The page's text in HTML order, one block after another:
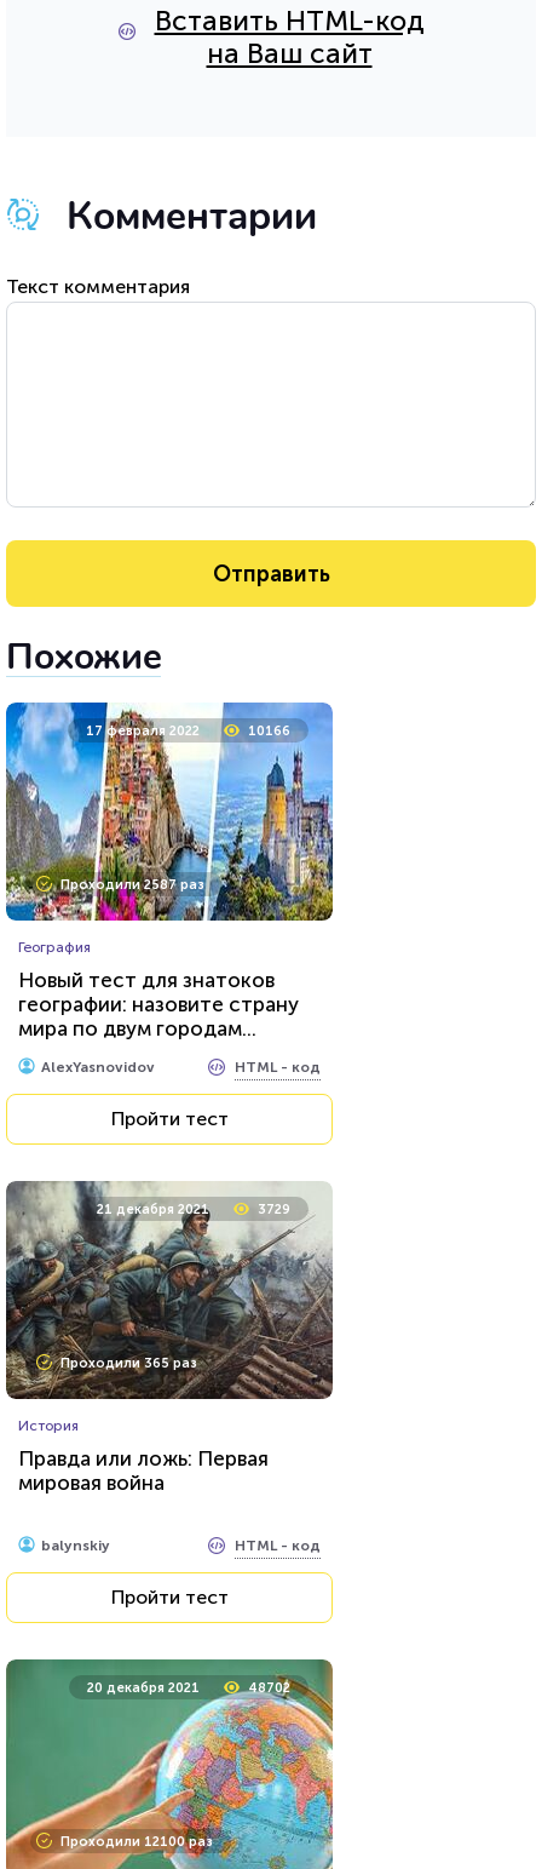
Вставить HTML-код
на Ваш сайт
Комментарии
Текст комментария
Похожие
17 февраля 2022 10166
Проходили 2587 раз
География
Новый тест для знатоков
географии: назовите страну
мира по двум городам...
AlexYasnovidov HTML - код
Пройти тест
21 декабря 2021 3729
Проходили 365 раз
История
Правда или ложь: Первая
мировая война
balynskiy HTML - код
Пройти тест
20 декабря 2021 48702
Проходили 12100 раз